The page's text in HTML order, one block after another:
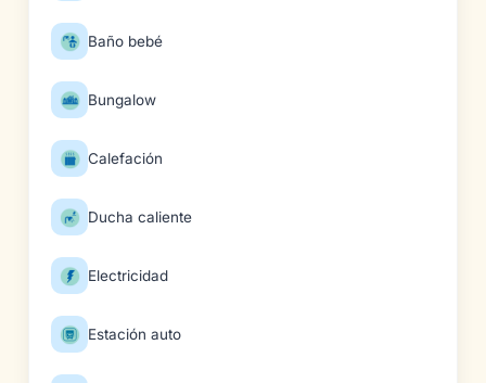
Baño bebé
Bungalow
Calefación
Ducha caliente
Electricidad
Estación auto